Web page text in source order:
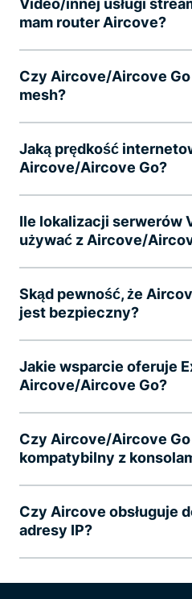
Video/innej usługi
mam router Aircove?
Czy Aircove/Aircove
mesh?
Jaką prędkość
Aircove/Aircove Go?
Ile lokalizacji serwerów
używać z Aircove/
Skąd pewność, że
jest bezpieczny?
Jakie wsparcie oferuje
Aircove/Aircove Go?
Czy Aircove/Aircove
kompatybilny z
Czy Aircove obsługuje
adresy IP?